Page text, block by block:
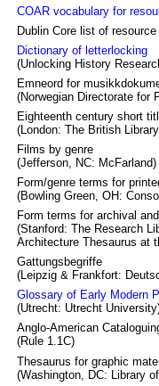
COAR vocabulary for
Dublin Core list of
Dictionary of letterlocking
(Unlocking History
Emneord for
(Norwegian Directorate for
Eighteenth century short
(London: The British
Films by genre
(Jefferson, NC: McFarland)
Form/genre terms for
(Bowling Green, OH:
Form terms for archival
(Stanford: The Research
Architecture Thesaurus at
Gattungsbegriffe
(Leipzig & Frankfort:
Glossary of Early Modern
(Utrecht: Utrecht
Anglo-American
(Rule 1.1C)
Thesaurus for graphic
(Washington, DC: Library